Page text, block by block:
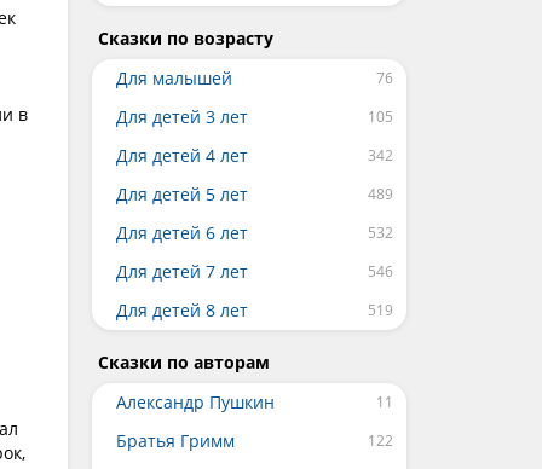
в
Сказки по возрасту
Для малышей
Для детей 3 лет
Для детей 4 лет
Для детей 5 лет
Для детей 6 лет
Для детей 7 лет
Для детей 8 лет
Сказки по авторам
Александр Пушкин
Братья Гримм